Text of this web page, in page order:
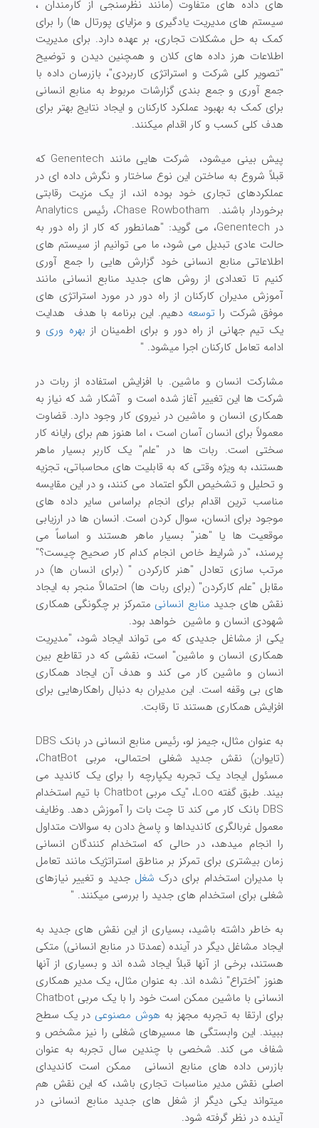
های داده های متفاوت (مانند نظرسنجی از کارمندان ،
سیستم های مدیریت یادگیری و مزایای پورتال ها) را برای
کمک به حل مشکلات تجاری، بر عهده دارد. برای مدیریت
اطلاعات هرز داده های کلان و همچنین دیدن و توضیح
"تصویر کلی شرکت و استراتژی کاربردی"، بازرسان داده با
جمع آوری و جمع بندی گزارشات مربوط به منابع انسانی
برای کمک به بهبود عملکرد کارکنان و ایجاد نتایج بهتر برای
هدف کلی کسب و کار اقدام میکنند.
پیش بینی میشود، شرکت هایی مانند Genentech که
قبلاً شروع به ساختن این نوع ساختار و نگرش داده ای در
عملکردهای تجاری خود بوده اند، از یک مزیت رقابتی
برخوردار باشند. Chase Rowbotham، رئیس Analytics
در Genentech، می گوید: "همانطور که کار از راه دور به
حالت عادی تبدیل می شود، ما می توانیم از سیستم های
اطلاعاتی منابع انسانی خود گزارش هایی را جمع آوری
کنیم تا تعدادی از روش های جدید منابع انسانی مانند
آموزش مدیران کارکنان از راه دور در مورد استراتژی های
موفق شرکت را توسعه دهیم. این برنامه با هدف هدایت
یک تیم جهانی از راه دور و برای اطمینان از بهره وری و
ادامه تعامل کارکنان اجرا میشود. "
مشارکت انسان و ماشین. با افزایش استفاده از ربات در
شرکت ها این تغییر آغاز شده است و آشکار شد که نیاز به
همکاری انسان و ماشین در نیروی کار وجود دارد. قضاوت
معمولاً برای انسان آسان است ، اما هنوز هم برای رایانه کار
سختی است. ربات ها در "علم" یک کاربر بسیار ماهر
هستند، به ویژه وقتی که به قابلیت های محاسباتی، تجزیه
و تحلیل و تشخیص الگو اعتماد می کنند، و در این مقایسه
مناسب ترین اقدام برای انجام براساس سایر داده های
موجود برای انسان، سوال کردن است. انسان ها در ارزیابی
موقعیت ها یا "هنر" بسیار ماهر هستند و اساساً می
پرسند، "در شرایط خاص انجام کدام کار صحیح چیست؟"
مرتب سازی تعادل "هنر کارکردن " (برای انسان ها) در
مقابل "علم کارکردن" (برای ربات ها) احتمالاً منجر به ایجاد
نقش های جدید منابع انسانی متمرکز بر چگونگی همکاری
شهودی انسان و ماشین خواهد بود.
یکی از مشاغل جدیدی که می تواند ایجاد شود، "مدیریت
همکاری انسان و ماشین" است، نقشی که در تقاطع بین
انسان و ماشین کار می کند و هدف آن ایجاد همکاری
های بی وقفه است. این مدیران به دنبال راهکارهایی برای
افزایش همکاری هستند تا رقابت.
به عنوان مثال، جیمز لو، رئیس منابع انسانی در بانک DBS
(تایوان) نقش جدید شغلی احتمالی، مربی ChatBot،
مسئول ایجاد یک تجربه یکپارچه را برای یک کاندید می
بیند. طبق گفته Loo، "یک مربی Chatbot با تیم استخدام
DBS بانک کار می کند تا چت بات را آموزش دهد. وظایف
معمول غربالگری کاندیداها و پاسخ دادن به سوالات متداول
را انجام میدهد، در حالی که استخدام کنندگان انسانی
زمان بیشتری برای تمرکز بر مناطق استراتژیک مانند تعامل
با مدیران استخدام برای درک شغلجدید و تغییر نیازهای
شغلی برای استخدام های جدید را بررسی میکنند. "
به خاطر داشته باشید، بسیاری از این نقش های جدید به
ایجاد مشاغل دیگر در آینده (عمدتا در منابع انسانی) متکی
هستند، برخی از آنها قبلاً ایجاد شده اند و بسیاری از آنها
هنوز "اختراع" نشده اند. به عنوان مثال، یک مدیر همکاری
انسانی با ماشین ممکن است خود را با یک مربی Chatbot
برای ارتقا به تجربه مجهز به هوش مصنوعی در یک سطح
ببیند. این وابستگی ها مسیرهای شغلی را نیز مشخص و
شفاف می کند. شخصی با چندین سال تجربه به عنوان
بازرس داده های منابع انسانی ممکن است کاندیدای
اصلی نقش مدیر مناسبات تجاری باشد، که این نقش هم
میتواند یکی دیگر از شغل های جدید منابع انسانی در
آینده در نظر گرفته شود.